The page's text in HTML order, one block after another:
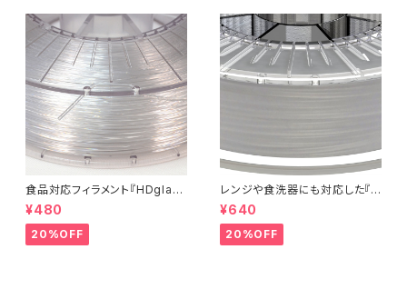
食品対応フィラメント『HDglas
s』：お試しサンプル 5M
¥480
20%OFF
レンジや食洗器にも対応した『C
entaur PP』：お試しサンプル 5
M
¥640
20%OFF